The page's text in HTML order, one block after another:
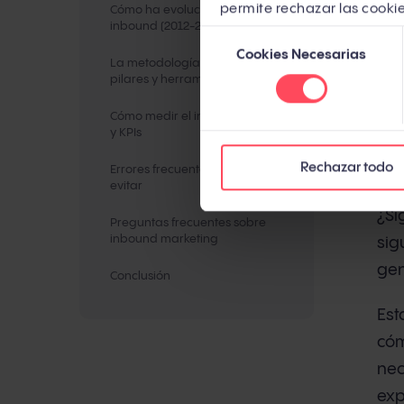
permite rechazar las
consentimiento
Cookies Necesarias
Rechazar todo
Cómo ha evolucionado el
inbound (2012-2026)
La metodología inbound: fases,
pilares y herramientas
Cómo medir el inbound: métricas
y KPIs
Errores frecuentes que debes
evitar
Preguntas frecuentes sobre
inbound marketing
Conclusión